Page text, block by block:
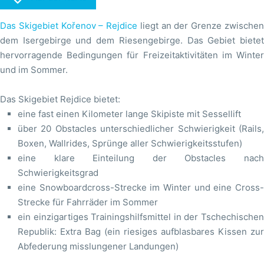
Das Skigebiet Kořenov – Rejdice liegt an der Grenze zwischen
dem Isergebirge und dem Riesengebirge. Das Gebiet bietet
hervorragende Bedingungen für Freizeitaktivitäten im Winter
und im Sommer.
Das Skigebiet Rejdice bietet:
eine fast einen Kilometer lange Skipiste mit Sessellift
über 20 Obstacles unterschiedlicher Schwierigkeit (Rails,
Boxen, Wallrides, Sprünge aller Schwierigkeitsstufen)
eine klare Einteilung der Obstacles nach
Schwierigkeitsgrad
eine Snowboardcross-Strecke im Winter und eine Cross-
Strecke für Fahrräder im Sommer
ein einzigartiges Trainingshilfsmittel in der Tschechischen
Republik: Extra Bag (ein riesiges aufblasbares Kissen zur
Abfederung misslungener Landungen)